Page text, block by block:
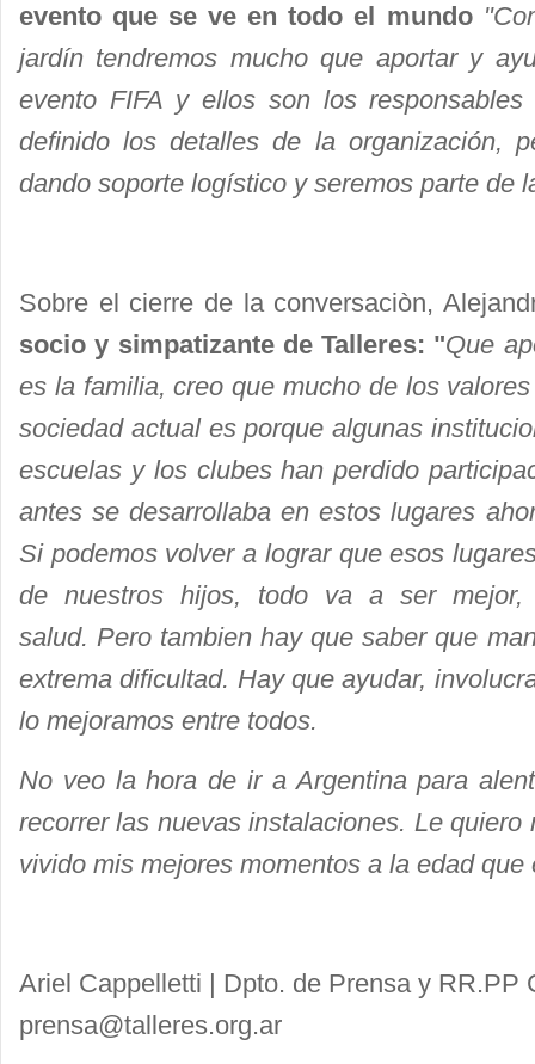
evento que se ve en todo el mundo
jardín tendremos mucho que aportar y
evento FIFA y ellos son los
definido los detalles de la organización,
dando soporte logístico y seremos parte de
Sobre el cierre de la conversaciòn,
socio y simpatizante de Talleres: "Que
es la familia, creo que mucho de los
sociedad actual es porque algunas
escuelas y los clubes han perdido
antes se desarrollaba en estos lugares
Si podemos volver a lograr que esos
de nuestros hijos, todo va a ser
salud.Pero tambien hay que saber que
extrema dificultad. Hay que ayudar,
lo mejoramos entre todos.
No veo la hora de ir a Argentina para
recorrer las nuevas instalaciones. Le
vivido mis mejores momentos a la edad
Ariel Cappelletti | Dpto. de Prensa y RR.PP
prensa@talleres.org.ar